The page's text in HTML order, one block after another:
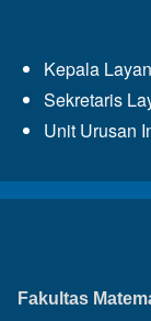
Kepala
Sekretaris
Unit Urusan
Fakultas